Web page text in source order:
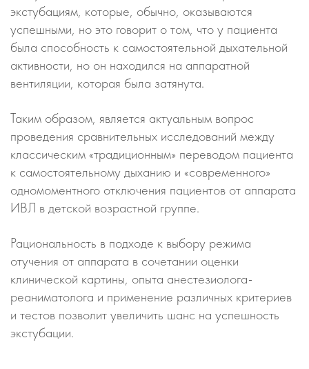
экстубациям, которые, обычно, оказываются
успешными, но это говорит о том, что у пациента
была способность к самостоятельной дыхательной
активности, но он находился на аппаратной
вентиляции, которая была затянута.
Таким образом, является актуальным вопрос
проведения сравнительных исследований между
классическим «традиционным» переводом пациента
к самостоятельному дыханию и «современного»
одномоментного отключения пациентов от аппарата
ИВЛ в детской возрастной группе.
Рациональность в подходе к выбору режима
отучения от аппарата в сочетании оценки
клинической картины, опыта анестезиолога-
реаниматолога и применение различных критериев
и тестов позволит увеличить шанс на успешность
экстубации.